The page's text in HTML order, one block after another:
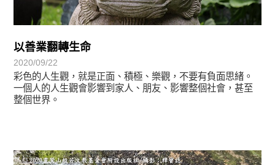
以善業翻轉生命
2020/09/22
彩色的人生觀，就是正面、積極、樂觀，不要有負面思緒。
一個人的人生觀會影響到家人、朋友、影響整個社會，甚至
整個世界。
心光乍現